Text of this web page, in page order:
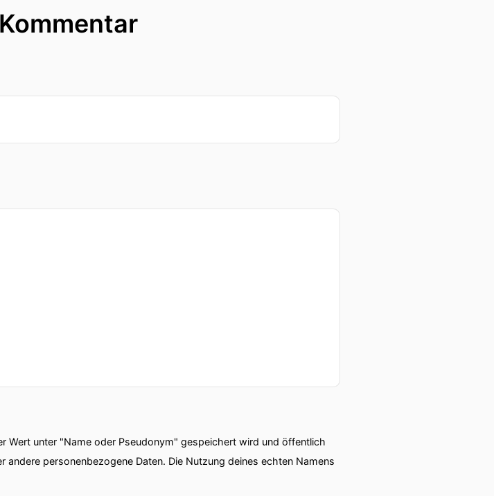
Wert unter "Name oder Pseudonym" gespeichert wird und öffentlich
personenbezogene Daten. Die Nutzung deines echten Namens